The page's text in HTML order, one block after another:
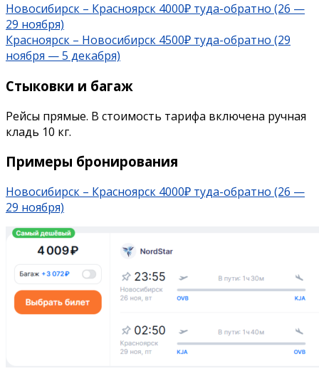
Новосибирск – Красноярск 4000₽ туда-обратно (26 —
29 ноября)
Красноярск – Новосибирск 4500₽ туда-обратно (29
ноября — 5 декабря)
Стыковки и багаж
Рейсы прямые. В стоимость тарифа включена ручная
кладь 10 кг.
Примеры бронирования
Новосибирск – Красноярск 4000₽ туда-обратно (26 —
29 ноября)